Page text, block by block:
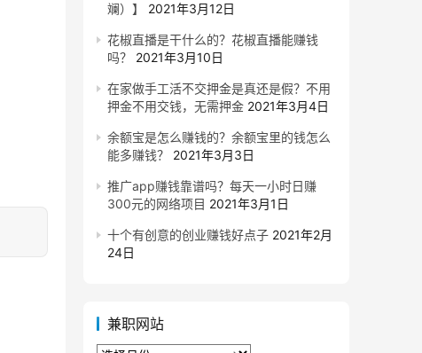
斓）】
2021年3月12日
花椒直播是干什么的？花椒直播能赚钱
吗？
2021年3月10日
在家做手工活不交押金是真还是假？不用
押金不用交钱，无需押金 2021年3月4日
余额宝是怎么赚钱的？余额宝里的钱怎么
能多赚钱？
2021年3月3日
推广app赚钱靠谱吗？每天一小时日赚
300元的网络项目 2021年3月1日
十个有创意的创业赚钱好点子 2021年2月
24日
兼职网站